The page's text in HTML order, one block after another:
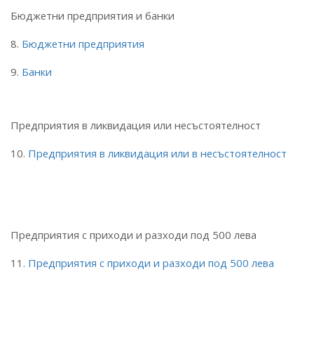
Бюджетни предприятия и банки
8. Бюджетни предприятия
9. Банки
Предприятия в ликвидация или несъстоятелност
10. Предприятия в ликвидация или в несъстоятелност
Предприятия с приходи и разходи под 500 лева
11. Предприятия с приходи и разходи под 500 лева